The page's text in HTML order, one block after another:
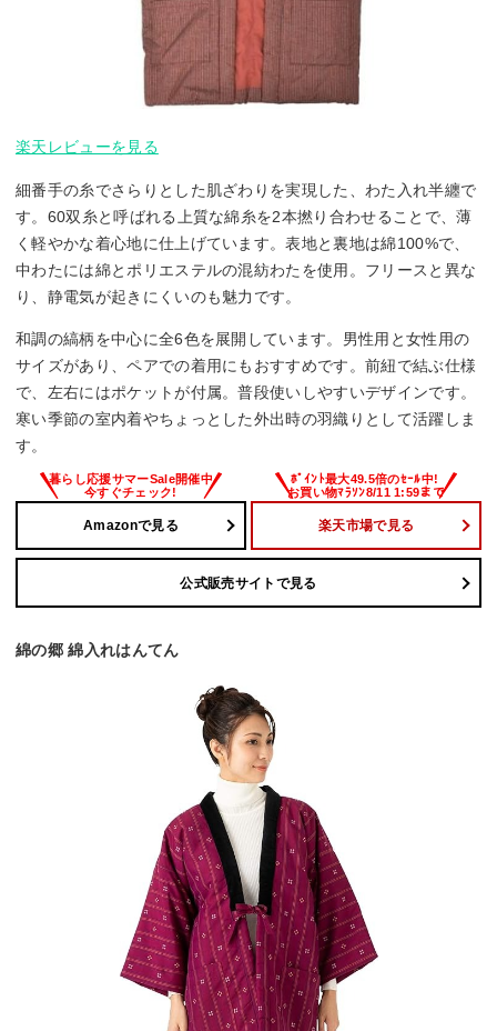
楽天レビューを見る
細番手の糸でさらりとした肌ざわりを実現した、わた入れ半纏で
す。60双糸と呼ばれる上質な綿糸を2本撚り合わせることで、薄
く軽やかな着心地に仕上げています。表地と裏地は綿100%で、
中わたには綿とポリエステルの混紡わたを使用。フリースと異な
り、静電気が起きにくいのも魅力です。
和調の縞柄を中心に全6色を展開しています。男性用と女性用の
サイズがあり、ペアでの着用にもおすすめです。前紐で結ぶ仕様
で、左右にはポケットが付属。普段使いしやすいデザインです。
寒い季節の室内着やちょっとした外出時の羽織りとして活躍しま
す。
Amazonで見る 楽天市場で見る
公式販売サイトで見る
綿の郷 綿入れはんてん